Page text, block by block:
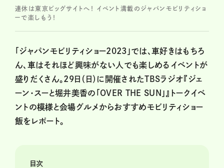
連休は東京ビッグサイトへ！ イベント満載のジャパンモビリティショ
ーで楽しもう！
「ジャパンモビリティショー2023」では、車好きはもちろ
ん、車はそれほど興味がない人でも楽しめるイベントが
盛りだくさん。29日（日）に開催されたTBSラジオ『ジェ
ーン・スーと堀井美香の「OVER THE SUN」』トークイベ
ントの模様と会場グルメからおすすめモビリティショー
飯をレポート。
目次